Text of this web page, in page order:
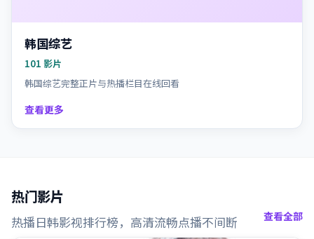
韩国综艺
101 影片
韩国综艺完整正片与热播栏目在线回看
查看更多
热门影片
热播日韩影视排行榜，高清流畅点播不间断 查看全部